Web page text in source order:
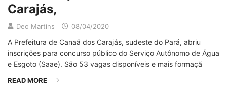
Carajás,
Deo Martins 08/04/2020
A Prefeitura de Canaã dos Carajás, sudeste do Pará, abriu
inscrições para concurso público do Serviço Autônomo de Água
e Esgoto (Saae). São 53 vagas disponíveis e mais formaçã
READ MORE